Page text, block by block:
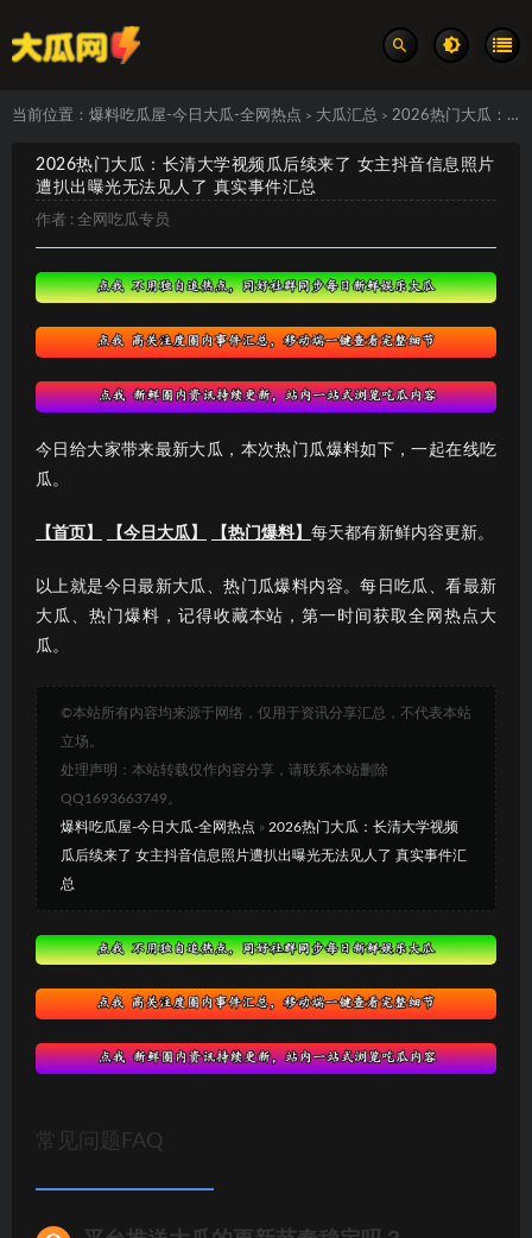
当前位置： 爆料吃瓜屋-今日大瓜-全网热点 > 大瓜汇总 > 2026热门大瓜：长清大学视频瓜后续来了 女主抖音信息照片遭扒出曝光无法见人了 真实事件汇总
2026热门大瓜：长清大学视频瓜后续来了 女主抖音信息照片
遭扒出曝光无法见人了 真实事件汇总
作者 : 全网吃瓜专员
今日给大家带来最新大瓜，本次热门瓜爆料如下，一起在线吃
瓜。
【首页】 【今日大瓜】 【热门爆料】 每天都有新鲜内容更新。
以上就是今日最新大瓜、热门瓜爆料内容。每日吃瓜、看最新
大瓜、热门爆料，记得收藏本站，第一时间获取全网热点大
瓜。
©本站所有内容均来源于网络，仅用于资讯分享汇总，不代表本站
立场。
处理声明：本站转载仅作内容分享，请联系本站删除
QQ1693663749。
爆料吃瓜屋-今日大瓜-全网热点 » 2026热门大瓜：长清大学视频
瓜后续来了 女主抖音信息照片遭扒出曝光无法见人了 真实事件汇
总
常见问题FAQ